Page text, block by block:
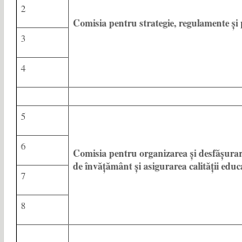
Comisia pentru strategie, regulamente
2
3
4
5
Comisia pentru organizarea și
de învăţământ și asigurarea calității
6
7
8